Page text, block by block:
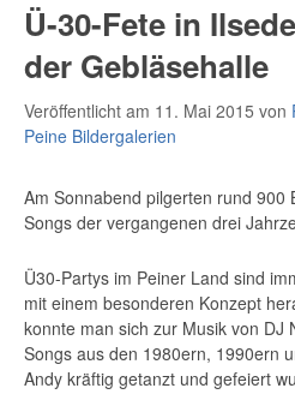
Ü-30-Fete in
der Gebläsehalle
Veröffentlicht am 11. Mai 2015 von
Peine Bildergalerien
Am Sonnabend pilgerten rund 900
Songs der vergangenen drei
Ü30-Partys im Peiner Land sind
mit einem besonderen Konzept
konnte man sich zur Musik von DJ
Songs aus den 1980ern, 1990ern
Andy kräftig getanzt und gefeiert